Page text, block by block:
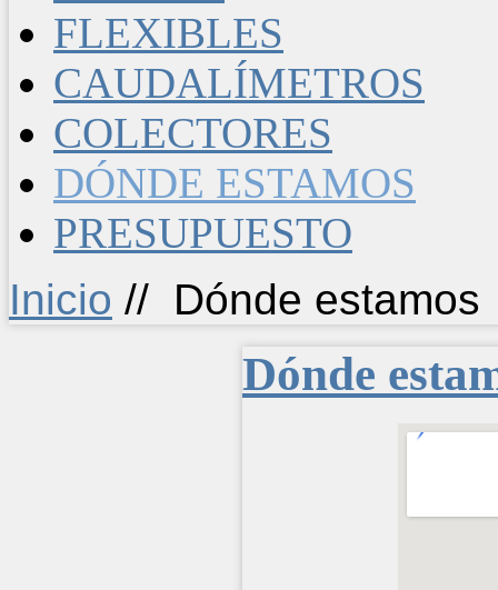
FLEXIBLES
CAUDALÍMETROS
COLECTORES
DÓNDE ESTAMOS
PRESUPUESTO
Inicio // Dónde estamos
Dónde